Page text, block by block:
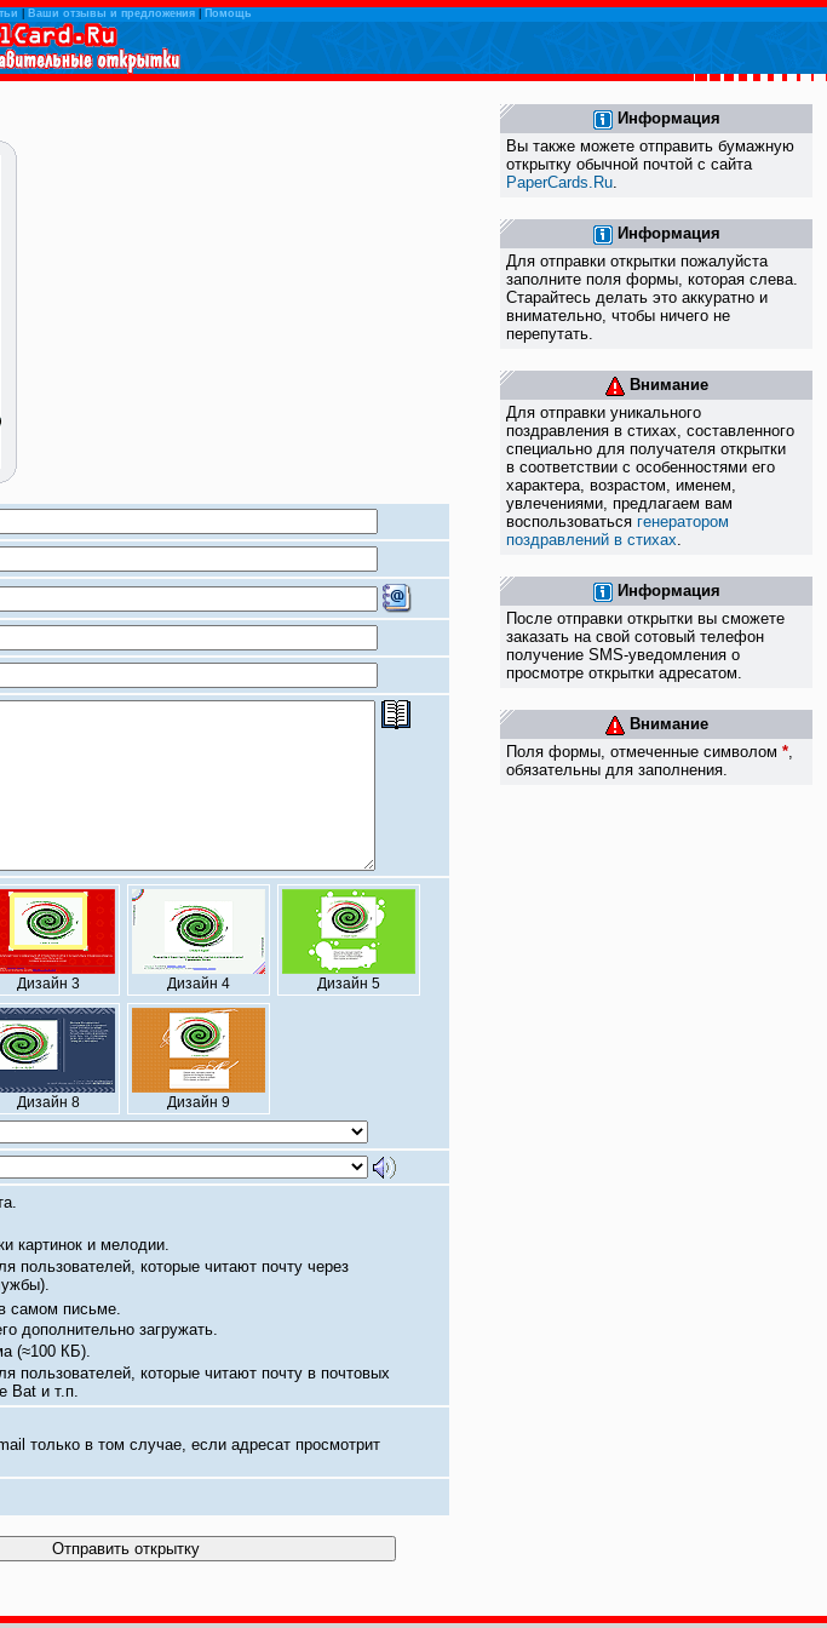
Ваши отзывы и предложения| Помощь
Дизайн 3 Дизайн 4 Дизайн 5
Дизайн 8 Дизайн 9
картинок и мелодии.
пользователей, которые читают почту через
самом письме.
дополнительно загружать.
(≈100 КБ).
пользователей, которые читают почту в почтовых
Bat и т.п.
только в том случае, если адресат просмотрит
Информация
Вы также можете отправить бумажную
открытку обычной почтой с сайта
PaperCards.Ru.
Информация
Для отправки открытки пожалуйста
заполните поля формы, которая слева.
Старайтесь делать это аккуратно и
внимательно, чтобы ничего не
перепутать.
Внимание
Для отправки уникального
поздравления в стихах, составленного
специально для получателя открытки
в соответствии с особенностями его
характера, возрастом, именем,
увлечениями, предлагаем вам
воспользоваться генератором
поздравлений в стихах.
Информация
После отправки открытки вы сможете
заказать на свой сотовый телефон
получение SMS-уведомления о
просмотре открытки адресатом.
Внимание
Поля формы, отмеченные символом*,
обязательны для заполнения.